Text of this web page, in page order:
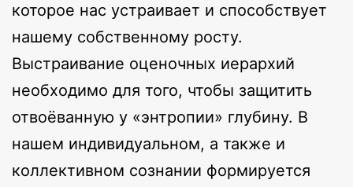
которое нас устраивает и способствует
нашему собственному росту.
Выстраивание оценочных иерархий
необходимо для того, чтобы защитить
отвоёванную у «энтропии» глубину. В
нашем индивидуальном, а также и
коллективном сознании формируется